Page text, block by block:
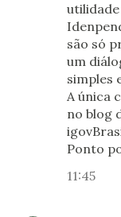
são só
um
simples
A única
no blog
Ponto
11:45